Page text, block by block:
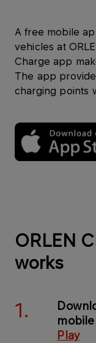
A free mobile
vehicles at
Charge app
The app
charging points
ORLEN
works
1.
Play